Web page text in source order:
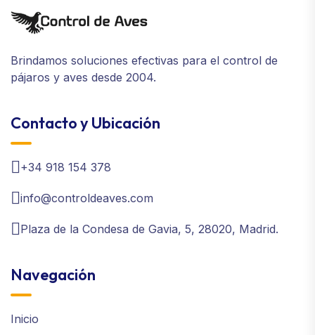
Brindamos soluciones efectivas para el control de
pájaros y aves desde 2004.
Contacto y Ubicación
+34 918 154 378
info@controldeaves.com
Plaza de la Condesa de Gavia, 5, 28020, Madrid.
Navegación
Inicio